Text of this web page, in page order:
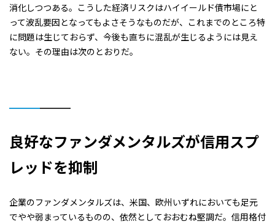
消化しつつある。こうした経済リスクはハイイールド債市場にと
って波乱要因となってもよさそうなものだが、これまでのところ特
に問題は生じておらず、今後も直ちに混乱が生じるようには見え
ない。その理由は次のとおりだ。
良好なファンダメンタルズが信用スプ
レッドを抑制
企業のファンダメンタルズは、米国、欧州いずれにおいても足元
でやや弱まっているものの、依然としておおむね堅調だ。信用格付